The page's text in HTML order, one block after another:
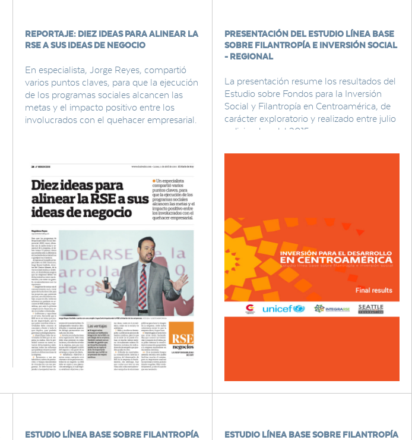
REPORTAJE: DIEZ IDEAS PARA ALINEAR LA
RSE A SUS IDEAS DE NEGOCIO
En especialista, Jorge Reyes, compartió
varios puntos claves, para que la ejecución
de los programas sociales alcancen las
metas y el impacto positivo entre los
involucrados con el quehacer empresarial.
PRESENTACIÓN DEL ESTUDIO LÍNEA BASE
SOBRE FILANTROPÍA E INVERSIÓN SOCIAL
- REGIONAL
La presentación resume los resultados del
Estudio sobre Fondos para la Inversión
Social y Filantropía en Centroamérica, de
carácter exploratorio y realizado entre julio
y diciembre del 2015.
ESTUDIO LÍNEA BASE SOBRE FILANTROPÍA
ESTUDIO LÍNEA BASE SOBRE FILANTROPÍA